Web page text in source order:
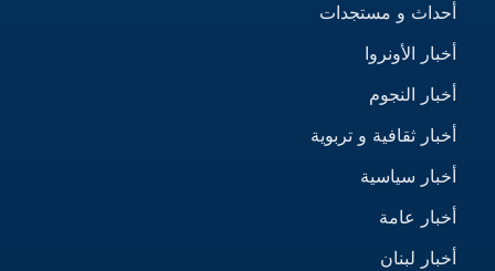
أحداث و مستجدات
أخبار الأونروا
أخبار النجوم
أخبار ثقافية و تربوية
أخبار سياسية
أخبار عامة
أخبار لبنان